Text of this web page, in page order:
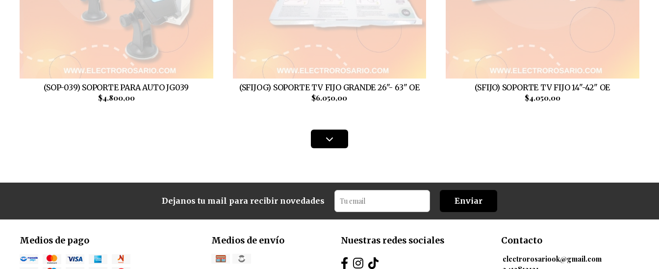
(SOP-039) SOPORTE PARA AUTO JG039
$4.800,00
(SFIJOG) SOPORTE TV FIJO GRANDE 26"- 63" OE
$6.050,00
(SFIJO) SOPORTE TV FIJO 14"-42" OE
$4.050,00
Dejanos tu mail para recibir novedades Enviar
Medios de pago Medios de envío Nuestras redes sociales Contacto
electrorosariook@gmail.com